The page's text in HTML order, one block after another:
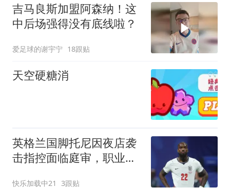
吉马良斯加盟阿森纳！这
中后场强得没有底线啦？
爱足球的谢宇宁 18跟贴
天空硬糖消
英格兰国脚托尼因夜店袭
击指控面临庭审，职业生
快乐加载中21 3跟贴